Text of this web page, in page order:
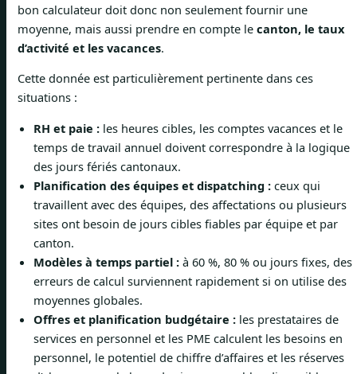
bon calculateur doit donc non seulement fournir une
moyenne, mais aussi prendre en compte le canton, le taux
d’activité et les vacances.
Cette donnée est particulièrement pertinente dans ces
situations :
RH et paie : les heures cibles, les comptes vacances et le
temps de travail annuel doivent correspondre à la logique
des jours fériés cantonaux.
Planification des équipes et dispatching : ceux qui
travaillent avec des équipes, des affectations ou plusieurs
sites ont besoin de jours cibles fiables par équipe et par
canton.
Modèles à temps partiel : à 60 %, 80 % ou jours fixes, des
erreurs de calcul surviennent rapidement si on utilise des
moyennes globales.
Offres et planification budgétaire : les prestataires de
services en personnel et les PME calculent les besoins en
personnel, le potentiel de chiffre d’affaires et les réserves